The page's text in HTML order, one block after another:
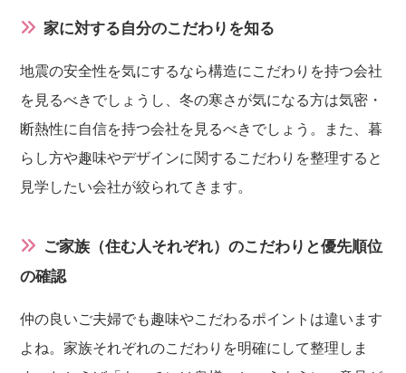
家に対する自分のこだわりを知る
地震の安全性を気にするなら構造にこだわりを持つ会社
を見るべきでしょうし、冬の寒さが気になる方は気密・
断熱性に自信を持つ会社を見るべきでしょう。また、暮
らし方や趣味やデザインに関するこだわりを整理すると
見学したい会社が絞られてきます。
ご家族（住む人それぞれ）のこだわりと優先順位
の確認
仲の良いご夫婦でも趣味やこだわるポイントは違います
よね。家族それぞれのこだわりを明確にして整理しま